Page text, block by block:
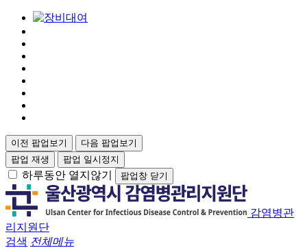
이전 팝업보기
다음 팝업보기
팝업 재생
팝업 일시정지
하루동안 열지않기 팝업창 닫기
감염병관
리지원단
검색 전체메뉴